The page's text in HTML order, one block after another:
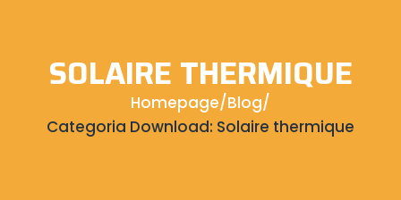
SOLAIRE THERMIQUE
Homepage/Blog/
Categoria Download: Solaire thermique